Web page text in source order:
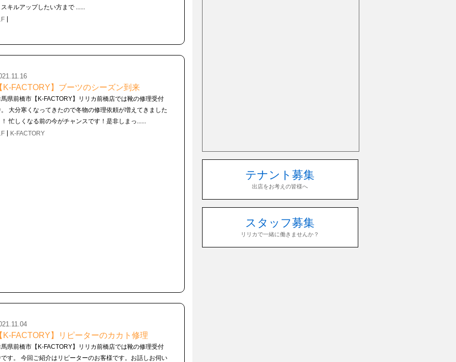
キルアップしたい方まで ......
K-FACTORY】ブーツのシーズン到来
馬県前橋市【K-FACTORY】リリカ前橋店では靴の修理受付
。 大分寒くなってきたので冬物の修理依頼が増えてきました
忙しくなる前の今がチャンスです！是非しまっ......
K-FACTORY
K-FACTORY】リピーターのカカト修理
馬県前橋市【K-FACTORY】リリカ前橋店では靴の修理受付
です。 今回ご紹介はリピーターのお客様です。お話しお伺い
テナント募集
出店をお考えの皆様へ
スタッフ募集
リリカで一緒に働きませんか？